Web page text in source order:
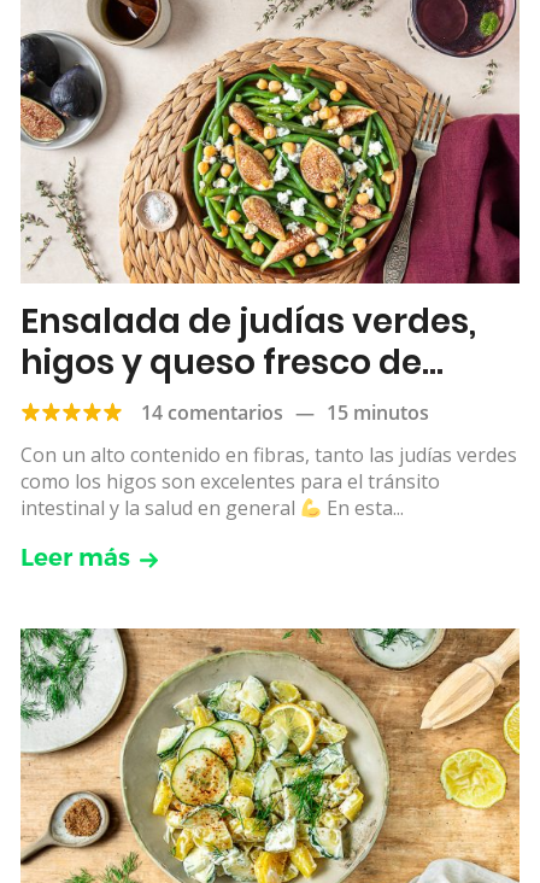
Ensalada de judías verdes,
higos y queso fresco de
cabra
14 comentarios — 15 minutos
Con un alto contenido en fibras, tanto las judías verdes
como los higos son excelentes para el tránsito
intestinal y la salud en general
En esta...
Leer más